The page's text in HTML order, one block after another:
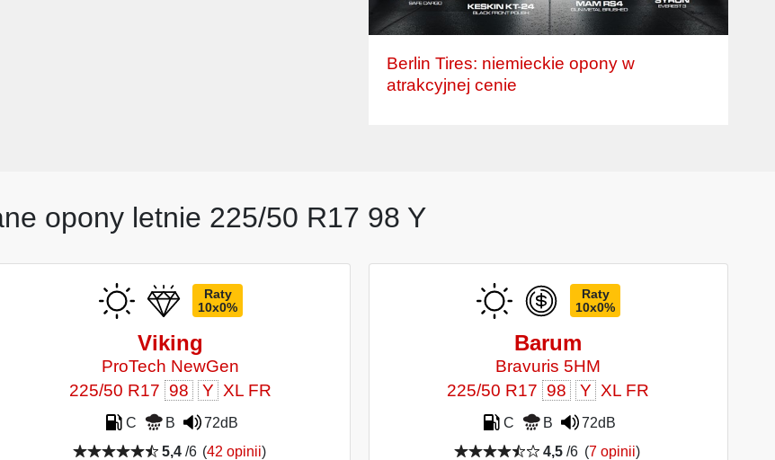
Berlin Tires: niemieckie opony w
atrakcyjnej cenie
opony letnie 225/50 R17 98 Y
Raty
10x0%
Viking
ProTech NewGen
225/50 R17 98 Y XL FR
C B
72dB
5,4/6 (42 opinii)
Raty
10x0%
Barum
Bravuris 5HM
225/50 R17 98 Y XL FR
C B
72dB
4,5 /6 (7 opinii)